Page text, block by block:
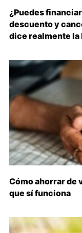
¿Puedes
descuento y
dice realmente la
Cómo ahorrar de
que sí funciona